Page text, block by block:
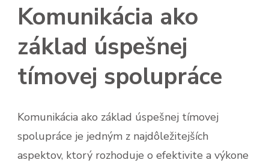
Komunikácia ako
základ úspešnej
tímovej spolupráce
Komunikácia ako základ úspešnej tímovej
spolupráce je jedným z najdôležitejších
aspektov, ktorý rozhoduje o efektivite a výkone